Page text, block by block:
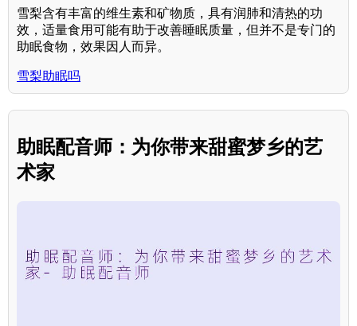
雪梨含有丰富的维生素和矿物质，具有润肺和清热的功
效，适量食用可能有助于改善睡眠质量，但并不是专门的
助眠食物，效果因人而异。
雪梨助眠吗
助眠配音师：为你带来甜蜜梦乡的艺
术家